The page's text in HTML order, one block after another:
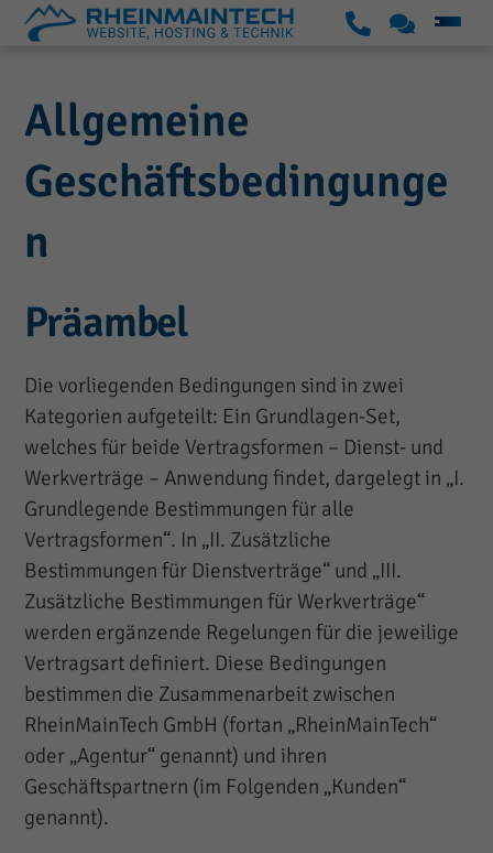
r
K
k
Allgemeine
Geschäftsbedingunge
n
Präambel
Die vorliegenden Bedingungen sind in zwei
Kategorien aufgeteilt: Ein Grundlagen-Set,
welches für beide Vertragsformen – Dienst- und
Werkverträge – Anwendung findet, dargelegt in „I.
Grundlegende Bestimmungen für alle
Vertragsformen“. In „II. Zusätzliche
Bestimmungen für Dienstverträge“ und „III.
Zusätzliche Bestimmungen für Werkverträge“
werden ergänzende Regelungen für die jeweilige
Vertragsart definiert. Diese Bedingungen
bestimmen die Zusammenarbeit zwischen
RheinMainTech GmbH (fortan „RheinMainTech“
oder „Agentur“ genannt) und ihren
Geschäftspartnern (im Folgenden „Kunden“
genannt).